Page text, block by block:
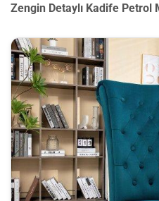
Zengin Detaylı Kadife Petrol